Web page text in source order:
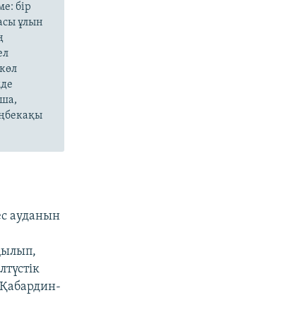
бір
ұлын
ауданын